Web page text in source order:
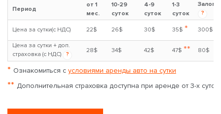
Период
от 1
мес.
10-29
суток
4-9
суток
1-3
суток
Залог
?
Цена за сутки(с НДС) 22$ 26$ 30$ 35$ * 300$
Цена за сутки + доп.
страховка (с НДС)
?
28$ 34$ 42$ 47$ ** 80$
* Ознакомиться с условиями аренды авто на сутки
** Дополнительная страховка доступна при аренде от 3-х суток